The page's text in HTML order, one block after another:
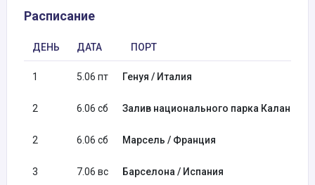
Расписание
ДЕНЬ ДАТА ПОРТ
1 5.06 пт Генуя / Италия
2 6.06 сб Залив национального парка Каланки
2 6.06 сб Марсель / Франция
3 7.06 вс Барселона / Испания